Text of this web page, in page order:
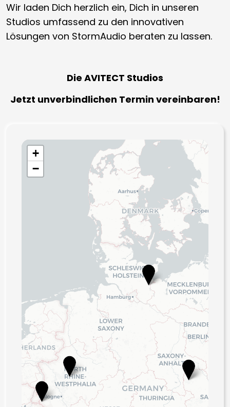
Wir laden Dich herzlich ein, Dich in unseren
Studios umfassend zu den innovativen
Lösungen von StormAudio beraten zu lassen.
Die AVITECT Studios
Jetzt unverbindlichen Termin vereinbaren!
+
−